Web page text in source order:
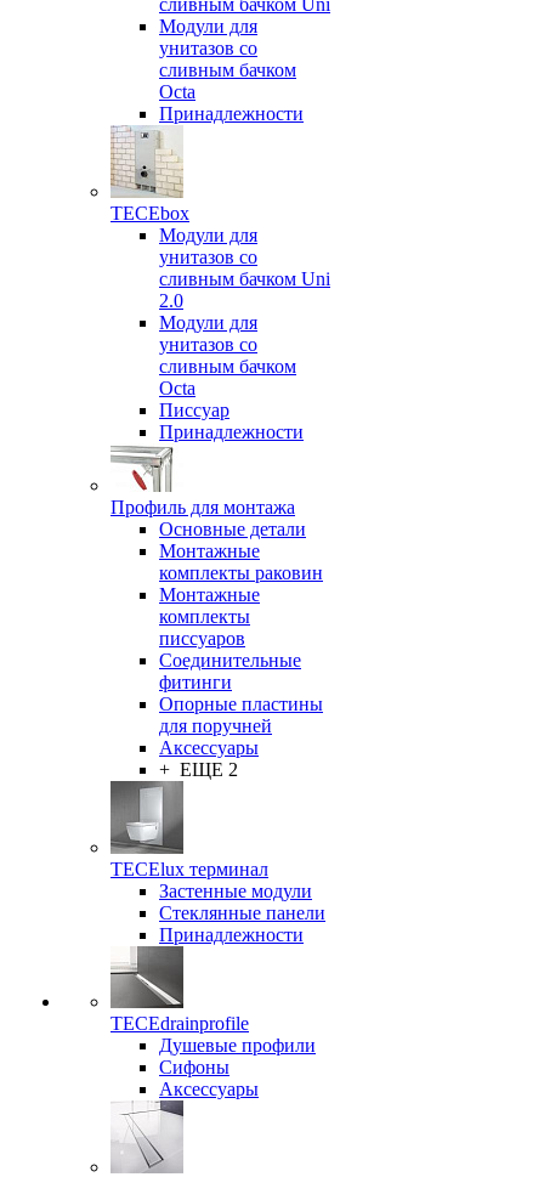
сливным бачком Uni
Модули для
унитазов со
сливным бачком
Octa
Принадлежности
TECEbox
Модули для
унитазов со
сливным бачком Uni
2.0
Модули для
унитазов со
сливным бачком
Octa
Писсуар
Принадлежности
Профиль для монтажа
Основные детали
Монтажные
комплекты раковин
Монтажные
комплекты
писсуаров
Соединительные
фитинги
Опорные пластины
для поручней
Аксессуары
+ ЕЩЕ 2
TECElux терминал
Застенные модули
Стеклянные панели
Принадлежности
TECEdrainprofile
Душевые профили
Сифоны
Аксессуары